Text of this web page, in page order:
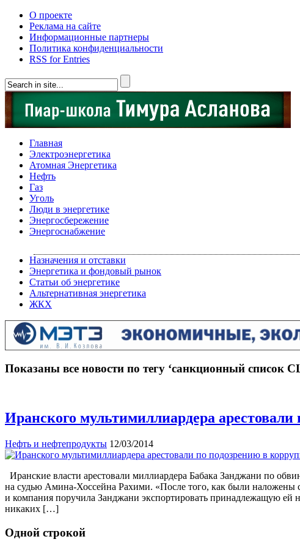
О проекте
Реклама на сайте
Информационные партнеры
Политика конфиденциальности
RSS for Entries
Главная
Электроэнергетика
Атомная Энергетика
Нефть
Газ
Уголь
Люди в энергетике
Энергосбережение
Энергоснабжение
Назначения и отставки
Энергетика и фондовый рынок
Статьи об энергетике
Альтернативная энергетика
ЖКХ
Показаны все новости по тегу ‘санкционный список
Иранского мультимиллиардера
Нефть и нефтепродукты 12/03/2014
Иранские власти арестовали миллиардера Бабака Занджани по
на судью Амина-Хоссейна Рахими. «После того, как были
и компания поручила Занджани экспортировать принадлежащую ей
никаких […]
Одной строкой